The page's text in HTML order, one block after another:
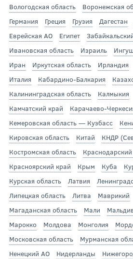
Вологодская область
Воронежская
Германия
Греция Грузия Дагестан
Еврейская АО
Египет
Ивановская область
Израиль
Иран
Иркутская область Ирландия
Италия
Кабардино-Балкария
Калининградская область
Калмыкия
Камчатский край
Карачаево-
Кемеровская область — Кузбасс
Кировская область
Китай КНДР
Костромская область
Красноярский край
Крым Куба
Курская область
Латвия
Липецкая область
Литва
Маврикий
Магаданская область
Мали
Марокко
Молдова Монголия
Московская область
Мурманская
Ненецкий АО
Нидерланды